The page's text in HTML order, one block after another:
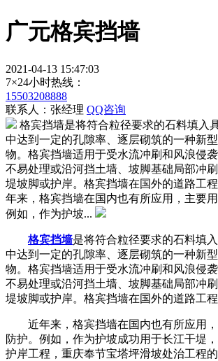
广元格宾挡墙
2021-04-13 15:47:03
7×24小时热线：
15503208888
联系人：张经理 QQ咨询
格宾挡墙是将符合粒径要求的石料填入
中达到一定的孔隙率、逐层砌筑的一种新
物。格宾挡墙适用于受水流冲刷和风浪侵
不易处理或沿河挡土墙、坡脚基础局部冲
堤坡脚或护岸。格宾挡墙在国外的道路工
年来，格宾挡墙在国内也有所应用，主要用
例如，作为护坡...
格宾挡墙是将符合粒径要求的石料填
中达到一定的孔隙率、逐层砌筑的一种新
物。格宾挡墙适用于受水流冲刷和风浪侵
不易处理或沿河挡土墙、坡脚基础局部冲
堤坡脚或护岸。格宾挡墙在国外的道路工程
近年来，格宾挡墙在国内也有所应用
防护。例如，作为护坡成功用于长江干堤
护岸工程，重庆奉节宝塔坪滑坡处治工程